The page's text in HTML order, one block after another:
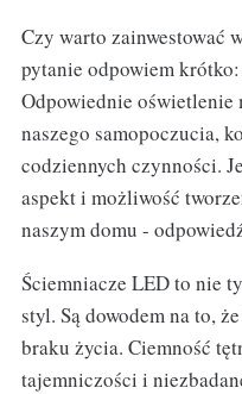
Czy warto zainwestować
pytanie odpowiem
Odpowiednie oświetlenie
naszego samopoczucia,
codziennych czynności.
aspekt i możliwość
naszym domu -
Ściemniacze LED to nie
styl. Są dowodem na to,
braku życia. Ciemność
tajemniczości i